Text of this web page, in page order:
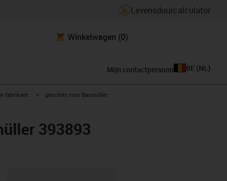
Levensduurcalculator
Winkelwagen (0)
Mijn contactpersoon BE (NL )
fabrikant igus-icon-arrow-right
geschikt voor Baumüller
393893